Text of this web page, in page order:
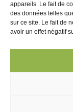
appareils. Le fait de
des données telles
sur ce site. Le fait de
avoir un effet négatif
© 2026 Journal